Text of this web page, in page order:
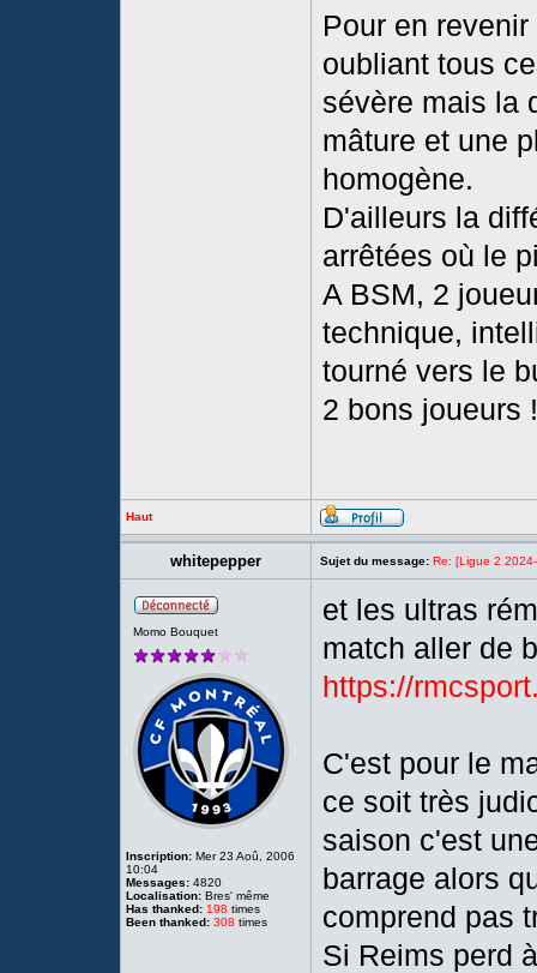
Pour en
oubliant tous
sévère mais la
mâture et une
homogène.
D'ailleurs la
arrêtées où le
A BSM, 2
technique,
tourné vers le
2 bons joueurs !
Haut
whitepepper Sujet du message: Re: [Ligue 2
Momo Bouquet
Inscription: Mer 23 Aoû, 2006
10:04
Messages: 4820
Localisation: Bres' même
Has thanked: 198 times
Been thanked: 308 times
et les ultras
match aller de
https://
C'est pour le
ce soit très
saison c'est
barrage alors
comprend pas
Si Reims perd